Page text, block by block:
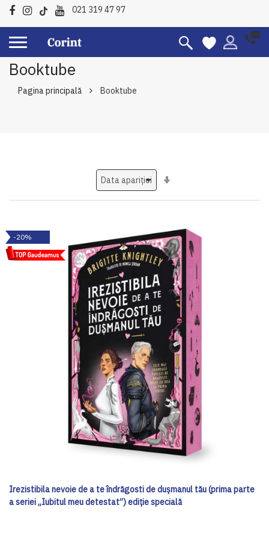
021 319 47 97
Booktube
Pagina principală Booktube
-20%
Irezistibila nevoie de a te îndrăgosti de dușmanul tău (prima parte
a seriei „Iubitul meu detestat”) ediţie specială